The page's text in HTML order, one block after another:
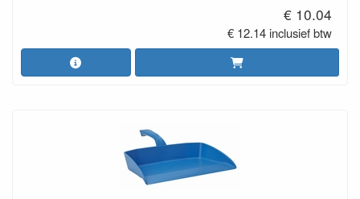
€ 10.04
€ 12.14 inclusief btw